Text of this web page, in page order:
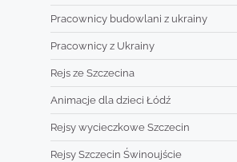
Pracownicy budowlani z ukrainy
Pracownicy z Ukrainy
Rejs ze Szczecina
Animacje dla dzieci Łódź
Rejsy wycieczkowe Szczecin
Rejsy Szczecin Świnoujście